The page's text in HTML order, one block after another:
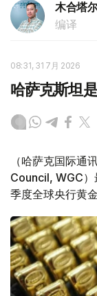
木合塔
编译
08:31, 31 7月 2026
哈萨克斯坦
（哈萨克国际
Council, WGC
季度全球央行黄